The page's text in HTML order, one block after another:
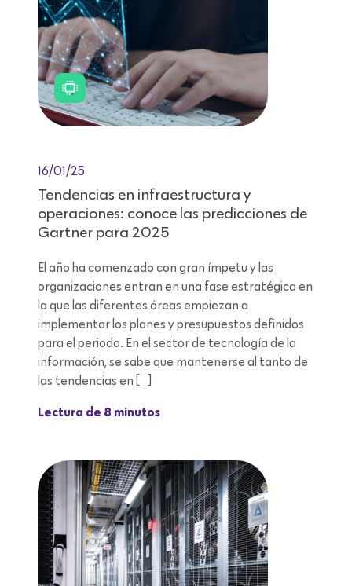
16/01/25
Tendencias en infraestructura y
operaciones: conoce las predicciones de
Gartner para 2025
El año ha comenzado con gran ímpetu y las
organizaciones entran en una fase estratégica en
la que las diferentes áreas empiezan a
implementar los planes y presupuestos definidos
para el periodo. En el sector de tecnología de la
información, se sabe que mantenerse al tanto de
las tendencias en […]
Lectura de 8 minutos